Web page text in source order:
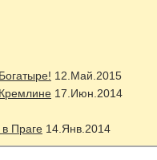
12.Май.2015
17.Июн.2014
Праге 14.Янв.2014